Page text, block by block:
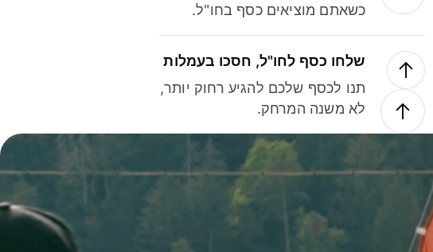
כשאתם מוציאים כסף בחו"ל.
שלחו כסף לחו"ל, חסכו בעמלות
תנו לכסף שלכם להגיע רחוק יותר,
לא משנה המרחק.